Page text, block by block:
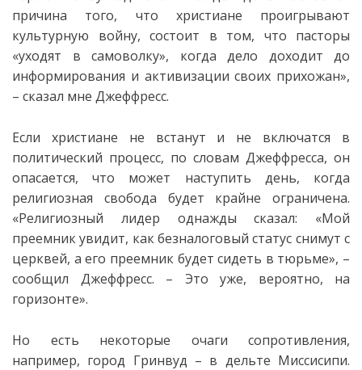
причина того, что христиане проигрывают
культурную войну, состоит в том, что пасторы
«уходят в самоволку», когда дело доходит до
информирования и активизации своих прихожан»,
– сказал мне Джеффресс.
Если христиане не встанут и не включатся в
политический процесс, по словам Джеффресса, он
опасается, что может наступить день, когда
религиозная свобода будет крайне ограничена.
«Религиозный лидер однажды сказал: «Мой
преемник увидит, как безналоговый статус снимут с
церквей, а его преемник будет сидеть в тюрьме», –
сообщил Джеффресс. – Это уже, вероятно, на
горизонте».
Но есть некоторые очаги сопротивления,
например, город Гринвуд – в дельте Миссисипи.